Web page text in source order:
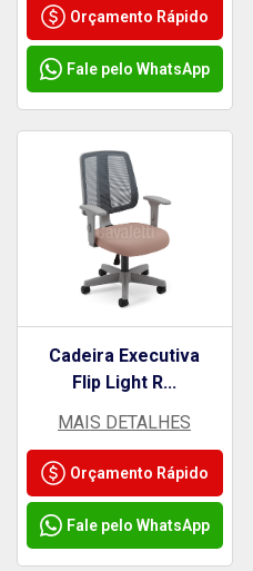
Orçamento Rápido
Fale pelo WhatsApp
Cadeira Executiva
Flip Light R...
MAIS DETALHES
Orçamento Rápido
Fale pelo WhatsApp